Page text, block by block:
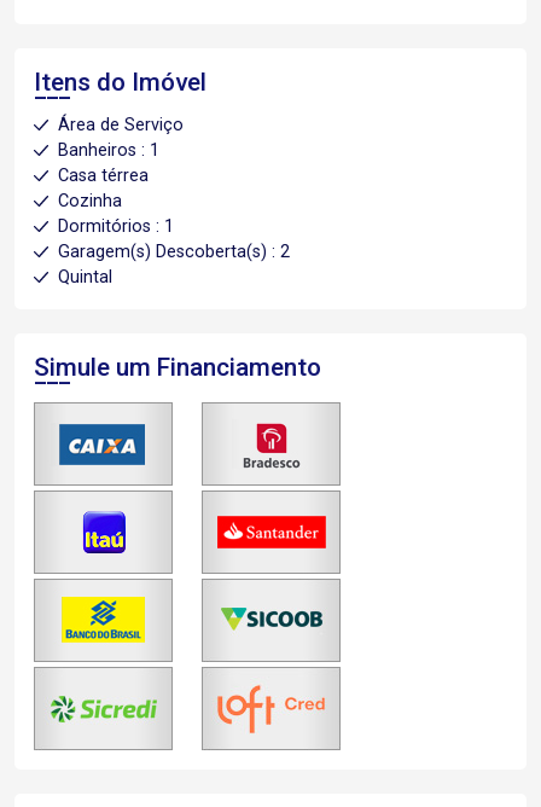
Itens do Imóvel
Área de Serviço
Banheiros : 1
Casa térrea
Cozinha
Dormitórios : 1
Garagem(s) Descoberta(s) : 2
Quintal
Simule um Financiamento